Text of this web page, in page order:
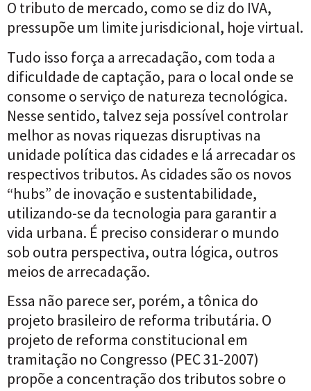
O tributo de mercado, como se diz do IVA,
pressupõe um limite jurisdicional, hoje virtual.
Tudo isso força a arrecadação, com toda a
dificuldade de captação, para o local onde se
consome o serviço de natureza tecnológica.
Nesse sentido, talvez seja possível controlar
melhor as novas riquezas disruptivas na
unidade política das cidades e lá arrecadar os
respectivos tributos. As cidades são os novos
“hubs” de inovação e sustentabilidade,
utilizando-se da tecnologia para garantir a
vida urbana. É preciso considerar o mundo
sob outra perspectiva, outra lógica, outros
meios de arrecadação.
Essa não parece ser, porém, a tônica do
projeto brasileiro de reforma tributária. O
projeto de reforma constitucional em
tramitação no Congresso (PEC 31-2007)
propõe a concentração dos tributos sobre o